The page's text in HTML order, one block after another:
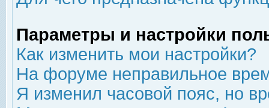
Параметры и настройки
Как изменить мои настройки?
На форуме неправильное
Я изменил часовой пояс, но